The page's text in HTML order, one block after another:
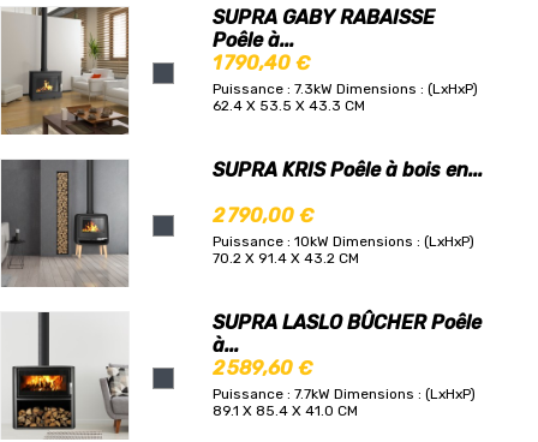
SUPRA GABY RABAISSE
Poêle à...
1 790,40 €
Puissance : 7.3kW Dimensions : (LxHxP)
62.4 X 53.5 X 43.3 CM
SUPRA KRIS Poêle à bois en...
2 790,00 €
Puissance : 10kW Dimensions : (LxHxP)
70.2 X 91.4 X 43.2 CM
SUPRA LASLO BÛCHER Poêle
à...
2 589,60 €
Puissance : 7.7kW Dimensions : (LxHxP)
89.1 X 85.4 X 41.0 CM